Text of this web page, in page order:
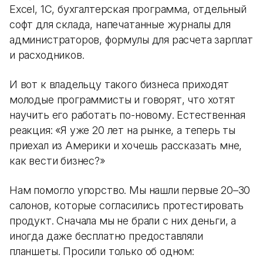
Excel, 1С, бухгалтерская программа, отдельный
софт для склада, напечатанные журналы для
администраторов, формулы для расчета зарплат
и расходников.
И вот к владельцу такого бизнеса приходят
молодые программисты и говорят, что хотят
научить его работать по-новому. Естественная
реакция: «Я уже 20 лет на рынке, а теперь ты
приехал из Америки и хочешь рассказать мне,
как вести бизнес?»
Нам помогло упорство. Мы нашли первые 20–30
салонов, которые согласились протестировать
продукт. Сначала мы не брали с них деньги, а
иногда даже бесплатно предоставляли
планшеты. Просили только об одном: